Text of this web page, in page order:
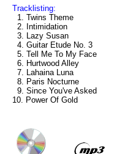
Tracklisting:
1. Twins Theme
2. Intimidation
3. Lazy Susan
4. Guitar Etude No. 3
5. Tell Me To My Face
6. Hurtwood Alley
7. Lahaina Luna
8. Paris Nocturne
9. Since You've Asked
10. Power Of Gold